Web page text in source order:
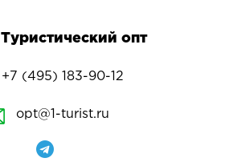
Туристический опт
+7 (495) 183-90-12
opt@1-turist.ru